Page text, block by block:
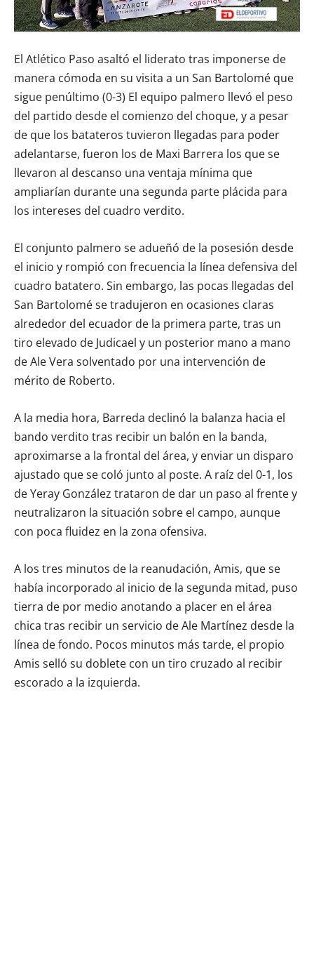
El Atlético Paso asaltó el liderato tras imponerse de
manera cómoda en su visita a un San Bartolomé que
sigue penúltimo (0-3) El equipo palmero llevó el peso
del partido desde el comienzo del choque, y a pesar
de que los batateros tuvieron llegadas para poder
adelantarse, fueron los de Maxi Barrera los que se
llevaron al descanso una ventaja mínima que
ampliarían durante una segunda parte plácida para
los intereses del cuadro verdito.
El conjunto palmero se adueñó de la posesión desde
el inicio y rompió con frecuencia la línea defensiva del
cuadro batatero. Sin embargo, las pocas llegadas del
San Bartolomé se tradujeron en ocasiones claras
alrededor del ecuador de la primera parte, tras un
tiro elevado de Judicael y un posterior mano a mano
de Ale Vera solventado por una intervención de
mérito de Roberto.
A la media hora, Barreda declinó la balanza hacia el
bando verdito tras recibir un balón en la banda,
aproximarse a la frontal del área, y enviar un disparo
ajustado que se coló junto al poste. A raíz del 0-1, los
de Yeray González trataron de dar un paso al frente y
neutralizaron la situación sobre el campo, aunque
con poca fluidez en la zona ofensiva.
A los tres minutos de la reanudación, Amis, que se
había incorporado al inicio de la segunda mitad, puso
tierra de por medio anotando a placer en el área
chica tras recibir un servicio de Ale Martínez desde la
línea de fondo. Pocos minutos más tarde, el propio
Amis selló su doblete con un tiro cruzado al recibir
escorado a la izquierda.